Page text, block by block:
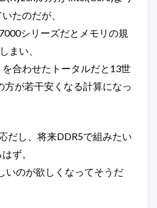
たのだが、
シリーズだとメモリの規
まい、
合わせたトータルだと13世
方が若干安くなる計算になっ
だし、将来DDR5で組みたい
ず。
いのが欲しくなってそうだ